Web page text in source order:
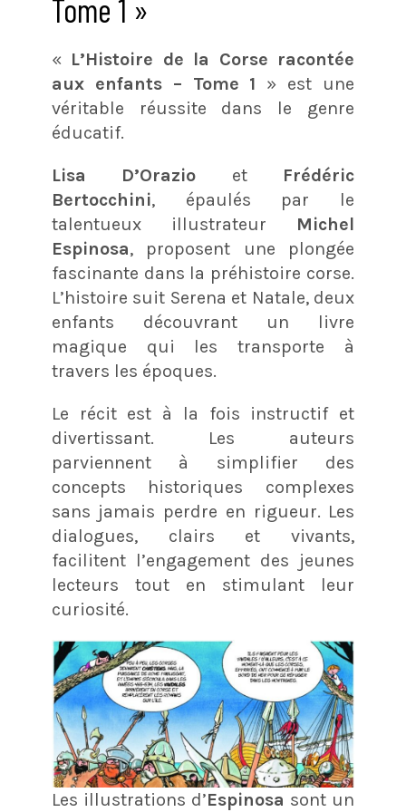
Tome 1 »
« L’Histoire de la Corse racontée
aux enfants – Tome 1 » est une
véritable réussite dans le genre
éducatif.
Lisa D’Orazio et Frédéric
Bertocchini, épaulés par le
talentueux illustrateur Michel
Espinosa, proposent une plongée
fascinante dans la préhistoire corse.
L’histoire suit Serena et Natale, deux
enfants découvrant un livre
magique qui les transporte à
travers les époques.
Le récit est à la fois instructif et
divertissant. Les auteurs
parviennent à simplifier des
concepts historiques complexes
sans jamais perdre en rigueur. Les
dialogues, clairs et vivants,
facilitent l’engagement des jeunes
lecteurs tout en stimulant leur
curiosité.
Les illustrations d’Espinosa sont un